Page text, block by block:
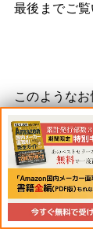
最後までご覧
このようなお
せどり・
副業で臨